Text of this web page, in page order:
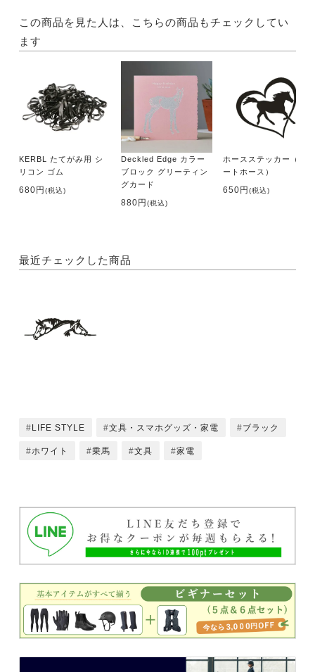
この商品を見た人は、こちらの商品もチェックしてい
ます
KERBL たてがみ用 シ
リコン ゴム
680円(税込)
Deckled Edge カラー
ブロック グリーティン
グカード
880円(税込)
ホースステッカー（ハ
ートホース）
650円(税込)
最近チェックした商品
LIFE STYLE 文具・スマホグッズ・家電 ブラック
ホワイト 乗馬 文具 家電